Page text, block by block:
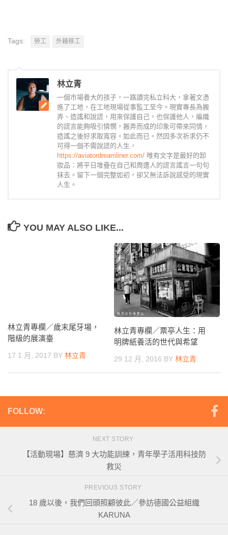
Tags: 勞工 外籍移工
林立青
一個市場養大的孩子，一路讀完私立科大，拿著文憑
進了工地，在工地現場從事監工至今。現實專長為搬
弄、造謠和說謊，用來保護自己，也保護他人，編織
的謊言能夠吸引憐憫，搬弄而成的印象可帶來同情，
造謠之後好求取寬容。如此而已。然因多次祈求仍不
可得一個不需說謊的人生，
https://aviatordreamliner.com/ 唯有文字是最好的卸
妝品：將平日堆疊在自己和周遭人的謊言謠言一句句
抹去。留下一個完整如初，卻又無法訴說感受的現實
人生。
YOU MAY ALSO LIKE...
林立青專欄／歲末尾牙場，
階級的展演臺
17 1 月, 2017 BY 林立青
林立青專欄／票亭人生：用
明牌紙養活的世代與希望
29 12 月, 2016 BY 林立青
FOLLOW:
NEXT STORY
【活動現場】慈濟 9 大功能訓練，青年學子活用科技防
救災
PREVIOUS STORY
18 歲以後，我們回頭照顧彼此／參訪德國公益組織
KARUNA